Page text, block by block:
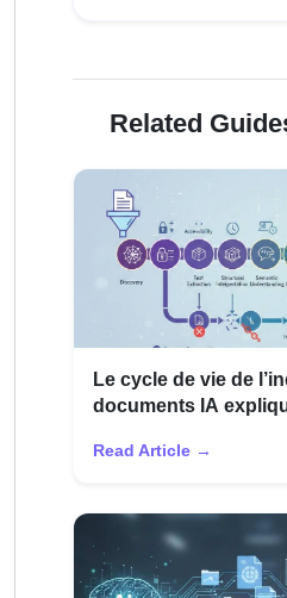
Related
Le cycle de vie de
documents IA
Read Article →